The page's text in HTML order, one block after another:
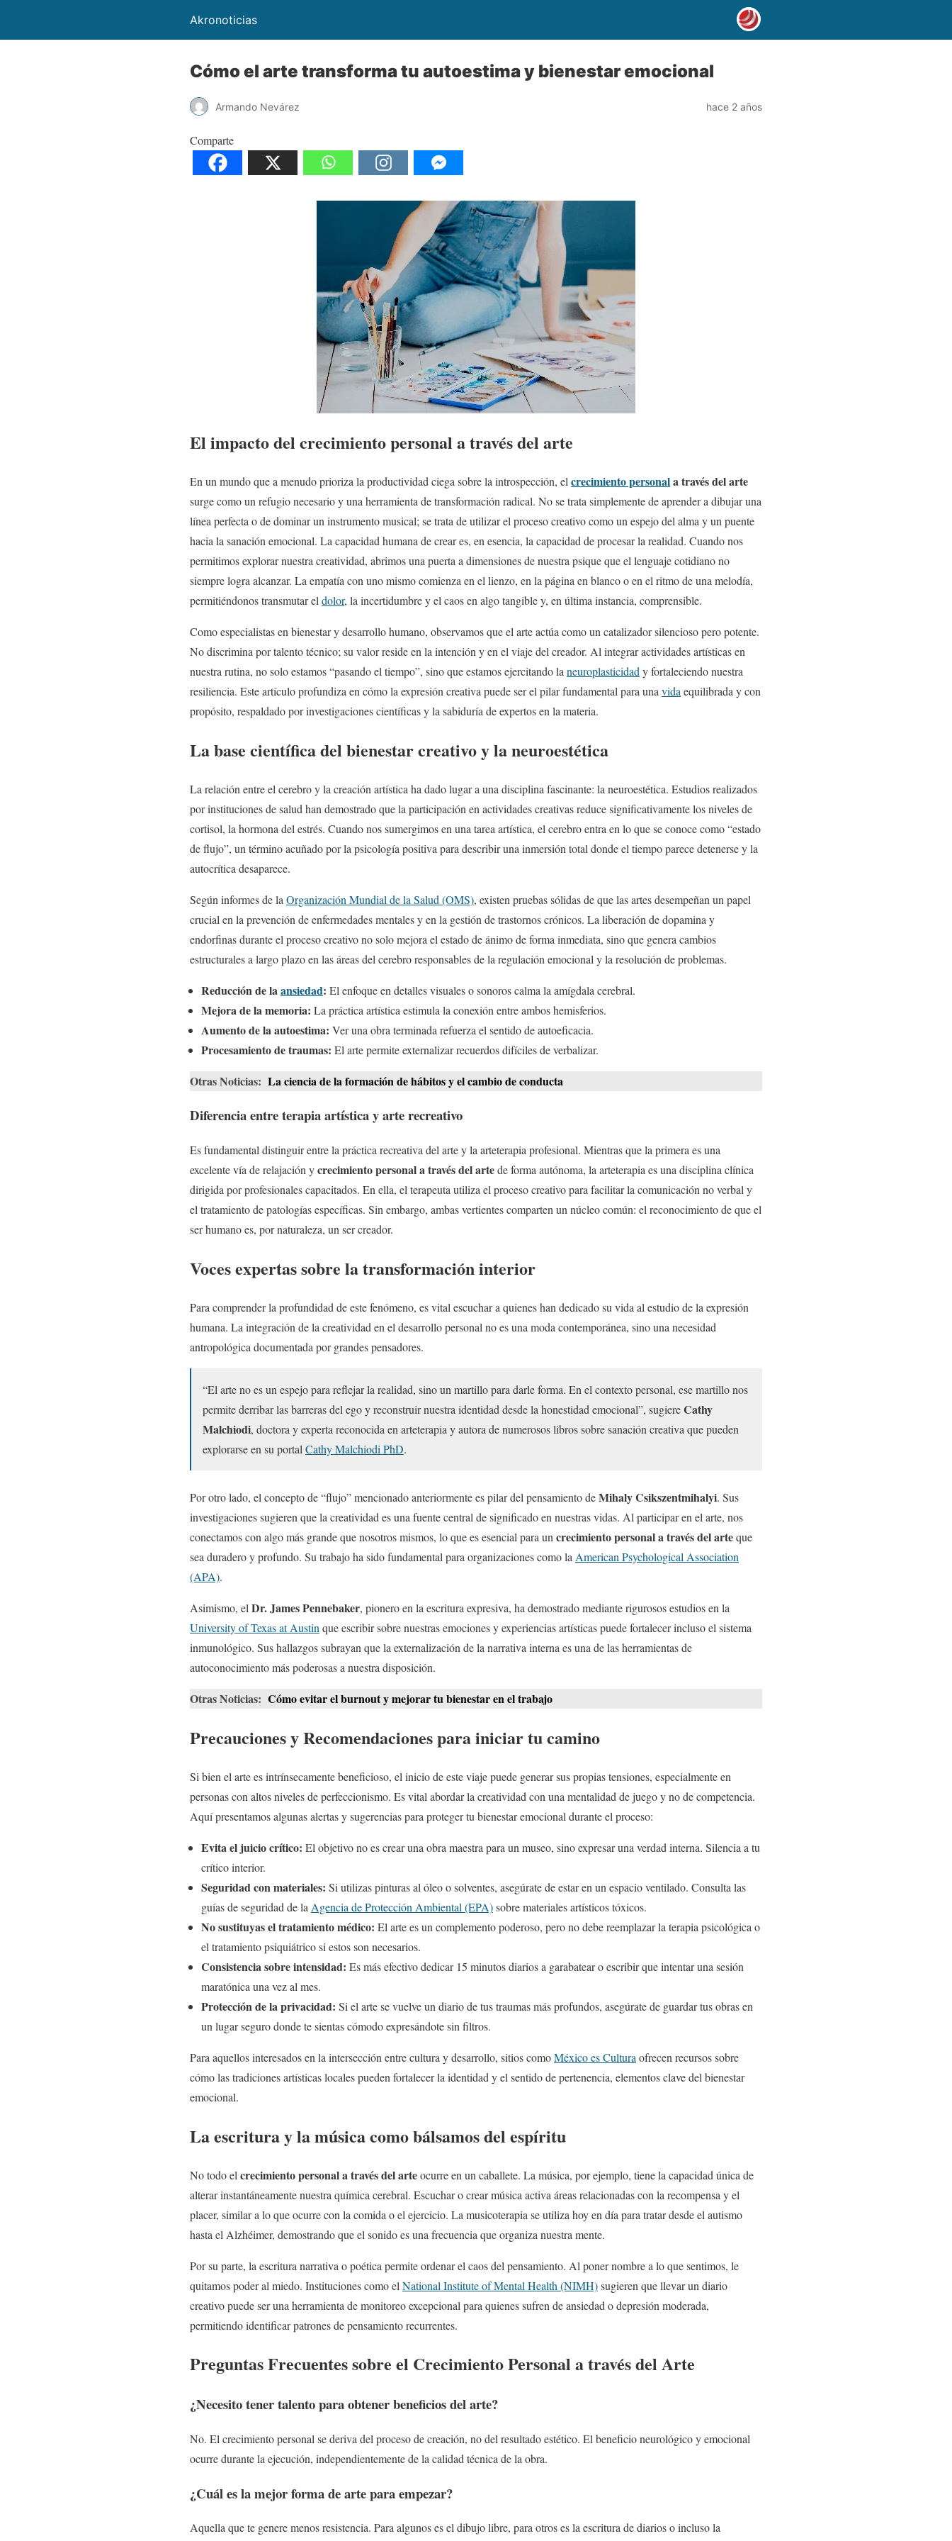
Akronoticias
Cómo el arte transforma tu autoestima y bienestar emocional
Armando Nevárez hace 2 años
Comparte
El impacto del crecimiento personal a través del arte
En un mundo que a menudo prioriza la productividad ciega sobre la introspección, el crecimiento personala través del arte
surge como un refugio necesario y una herramienta de transformación radical. No se trata simplemente de aprender a dibujar una
línea perfecta o de dominar un instrumento musical; se trata de utilizar el proceso creativo como un espejo del alma y un puente
hacia la sanación emocional. La capacidad humana de crear es, en esencia, la capacidad de procesar la realidad. Cuando nos
permitimos explorar nuestra creatividad, abrimos una puerta a dimensiones de nuestra psique que el lenguaje cotidiano no
siempre logra alcanzar. La empatía con uno mismo comienza en el lienzo, en la página en blanco o en el ritmo de una melodía,
permitiéndonos transmutar el dolor, la incertidumbre y el caos en algo tangible y, en última instancia, comprensible.
Como especialistas en bienestar y desarrollo humano, observamos que el arte actúa como un catalizador silencioso pero potente.
No discrimina por talento técnico; su valor reside en la intención y en el viaje del creador. Al integrar actividades artísticas en
nuestra rutina, no solo estamos “pasando el tiempo”, sino que estamos ejercitando la neuroplasticidad y fortaleciendo nuestra
resiliencia. Este artículo profundiza en cómo la expresión creativa puede ser el pilar fundamental para una vida equilibrada y con
propósito, respaldado por investigaciones científicas y la sabiduría de expertos en la materia.
La base científica del bienestar creativo y la neuroestética
La relación entre el cerebro y la creación artística ha dado lugar a una disciplina fascinante: la neuroestética. Estudios realizados
por instituciones de salud han demostrado que la participación en actividades creativas reduce significativamente los niveles de
cortisol, la hormona del estrés. Cuando nos sumergimos en una tarea artística, el cerebro entra en lo que se conoce como “estado
de flujo”, un término acuñado por la psicología positiva para describir una inmersión total donde el tiempo parece detenerse y la
autocrítica desaparece.
Según informes de la Organización Mundial de la Salud (OMS), existen pruebas sólidas de que las artes desempeñan un papel
crucial en la prevención de enfermedades mentales y en la gestión de trastornos crónicos. La liberación de dopamina y
endorfinas durante el proceso creativo no solo mejora el estado de ánimo de forma inmediata, sino que genera cambios
estructurales a largo plazo en las áreas del cerebro responsables de la regulación emocional y la resolución de problemas.
Reducción de laansiedad: El enfoque en detalles visuales o sonoros calma la amígdala cerebral.
Mejora de la memoria: La práctica artística estimula la conexión entre ambos hemisferios.
Aumento de la autoestima: Ver una obra terminada refuerza el sentido de autoeficacia.
Procesamiento de traumas: El arte permite externalizar recuerdos difíciles de verbalizar.
Otras Noticias: La ciencia de la formación de hábitos y el cambio de conducta
Diferencia entre terapia artística y arte recreativo
Es fundamental distinguir entre la práctica recreativa del arte y la arteterapia profesional. Mientras que la primera es una
excelente vía de relajación ycrecimiento personal a través del artede forma autónoma, la arteterapia es una disciplina clínica
dirigida por profesionales capacitados. En ella, el terapeuta utiliza el proceso creativo para facilitar la comunicación no verbal y
el tratamiento de patologías específicas. Sin embargo, ambas vertientes comparten un núcleo común: el reconocimiento de que el
ser humano es, por naturaleza, un ser creador.
Voces expertas sobre la transformación interior
Para comprender la profundidad de este fenómeno, es vital escuchar a quienes han dedicado su vida al estudio de la expresión
humana. La integración de la creatividad en el desarrollo personal no es una moda contemporánea, sino una necesidad
antropológica documentada por grandes pensadores.
“El arte no es un espejo para reflejar la realidad, sino un martillo para darle forma. En el contexto personal, ese martillo nos
permite derribar las barreras del ego y reconstruir nuestra identidad desde la honestidad emocional”, sugiereCathy
Malchiodi, doctora y experta reconocida en arteterapia y autora de numerosos libros sobre sanación creativa que pueden
explorarse en su portal Cathy Malchiodi PhD.
Por otro lado, el concepto de “flujo” mencionado anteriormente es pilar del pensamiento deMihaly Csikszentmihalyi. Sus
investigaciones sugieren que la creatividad es una fuente central de significado en nuestras vidas. Al participar en el arte, nos
conectamos con algo más grande que nosotros mismos, lo que es esencial para un crecimiento personal a través del arteque
sea duradero y profundo. Su trabajo ha sido fundamental para organizaciones como la American Psychological Association
(APA).
Asimismo, el Dr. James Pennebaker, pionero en la escritura expresiva, ha demostrado mediante rigurosos estudios en la
University of Texas at Austin que escribir sobre nuestras emociones y experiencias artísticas puede fortalecer incluso el sistema
inmunológico. Sus hallazgos subrayan que la externalización de la narrativa interna es una de las herramientas de
autoconocimiento más poderosas a nuestra disposición.
Otras Noticias: Cómo evitar el burnout y mejorar tu bienestar en el trabajo
Precauciones y Recomendaciones para iniciar tu camino
Si bien el arte es intrínsecamente beneficioso, el inicio de este viaje puede generar sus propias tensiones, especialmente en
personas con altos niveles de perfeccionismo. Es vital abordar la creatividad con una mentalidad de juego y no de competencia.
Aquí presentamos algunas alertas y sugerencias para proteger tu bienestar emocional durante el proceso:
Evita el juicio crítico: El objetivo no es crear una obra maestra para un museo, sino expresar una verdad interna. Silencia a tu
crítico interior.
Seguridad con materiales: Si utilizas pinturas al óleo o solventes, asegúrate de estar en un espacio ventilado. Consulta las
guías de seguridad de la Agencia de Protección Ambiental (EPA)sobre materiales artísticos tóxicos.
No sustituyas el tratamiento médico: El arte es un complemento poderoso, pero no debe reemplazar la terapia psicológica o
el tratamiento psiquiátrico si estos son necesarios.
Consistencia sobre intensidad: Es más efectivo dedicar 15 minutos diarios a garabatear o escribir que intentar una sesión
maratónica una vez al mes.
Protección de la privacidad: Si el arte se vuelve un diario de tus traumas más profundos, asegúrate de guardar tus obras en
un lugar seguro donde te sientas cómodo expresándote sin filtros.
Para aquellos interesados en la intersección entre cultura y desarrollo, sitios comoMéxico es Cultura ofrecen recursos sobre
cómo las tradiciones artísticas locales pueden fortalecer la identidad y el sentido de pertenencia, elementos clave del bienestar
emocional.
La escritura y la música como bálsamos del espíritu
No todo el crecimiento personal a través del arteocurre en un caballete. La música, por ejemplo, tiene la capacidad única de
alterar instantáneamente nuestra química cerebral. Escuchar o crear música activa áreas relacionadas con la recompensa y el
placer, similar a lo que ocurre con la comida o el ejercicio. La musicoterapia se utiliza hoy en día para tratar desde el autismo
hasta el Alzhéimer, demostrando que el sonido es una frecuencia que organiza nuestra mente.
Por su parte, la escritura narrativa o poética permite ordenar el caos del pensamiento. Al poner nombre a lo que sentimos, le
quitamos poder al miedo. Instituciones como el National Institute of Mental Health (NIMH)sugieren que llevar un diario
creativo puede ser una herramienta de monitoreo excepcional para quienes sufren de ansiedad o depresión moderada,
permitiendo identificar patrones de pensamiento recurrentes.
Preguntas Frecuentes sobre el Crecimiento Personal a través del Arte
¿Necesito tener talento para obtener beneficios del arte?
No. El crecimiento personal se deriva del proceso de creación, no del resultado estético. El beneficio neurológico y emocional
ocurre durante la ejecución, independientemente de la calidad técnica de la obra.
¿Cuál es la mejor forma de arte para empezar?
Aquella que te genere menos resistencia. Para algunos es el dibujo libre, para otros es la escritura de diarios o incluso la